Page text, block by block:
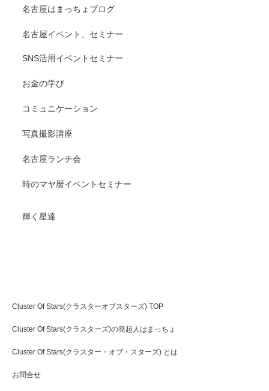
名古屋はまっちょブログ
名古屋イベント、セミナー
SNS活用イベントセミナー
お金の学び
コミュニケーション
写真撮影講座
名古屋ランチ会
時のマヤ暦イベントセミナー
輝く星達
人達が集まる場
Cluster Of Stars(クラスターオブスターズ) TOP
Cluster Of Stars(クラスターズ)の発起人はまっちょ
Cluster Of Stars(クラスター・オブ・スターズ) とは
お問合せ